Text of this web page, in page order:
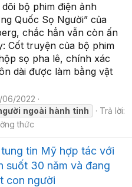
bộ phim điện ảnh
Quốc Sọ Người” của
chắc hẳn vẫn còn ấn
Cốt truyện của bộ phim
sọ pha lê, chính xác
dài được làm bằng vật
06/2022
ngoài hành tinh
Trả lời:
thức
tin Mỹ hợp tác với
suốt 30 năm và đang
con người